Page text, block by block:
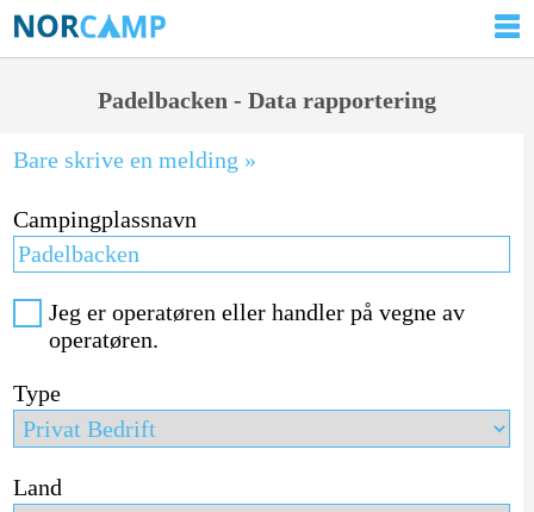
Padelbacken - Data rapportering
Bare skrive en melding »
Campingplassnavn
Jeg er operatøren eller handler på vegne av
operatøren.
Type
Land